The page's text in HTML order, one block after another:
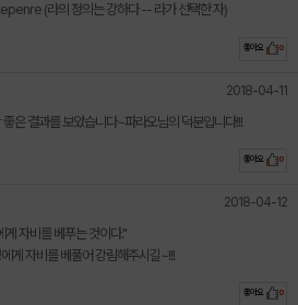
(라의 정의는 강하다 -- 라가 선택한 자)
좋아요 0
2018-04-11
은 결과를 보았습니다~파라오님의 덕분입니다!!!
좋아요 0
2018-04-12
게 자비를 베푸는 것이다."
게 자비를 베풀어 강림해주시길~!!!
좋아요 0